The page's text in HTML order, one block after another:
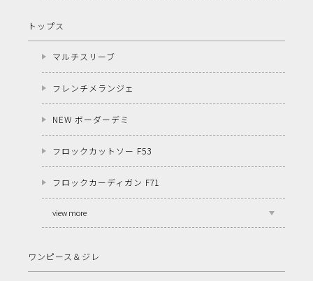
トップス
マルチスリーブ
フレンチメランジェ
NEW ボーダーデミ
フロックカットソー F53
フロックカーディガン F71
view more
ワンピース＆ジレ